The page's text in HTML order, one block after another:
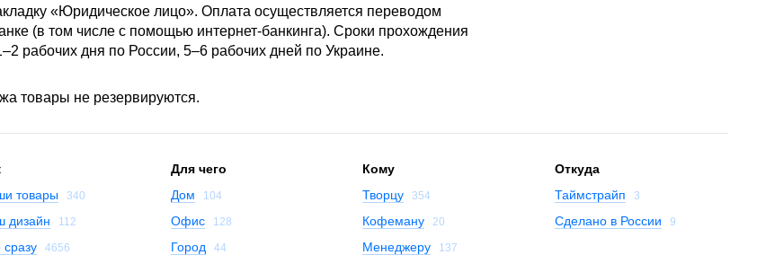
«Юридическое лицо». Оплата осуществляется переводом
(в том числе с помощью интернет-банкинга). Сроки прохождения
рабочих дня по России, 5–6 рабочих дней по Украине.
товары не резервируются.
товары
340
дизайн 112
сразу 4656
Для чего
Дом
104
Офис 128
Город 44
Кому
Творцу
354
Кофеману 20
Менеджеру 137
Откуда
Таймстрайп
3
Сделано в России 9